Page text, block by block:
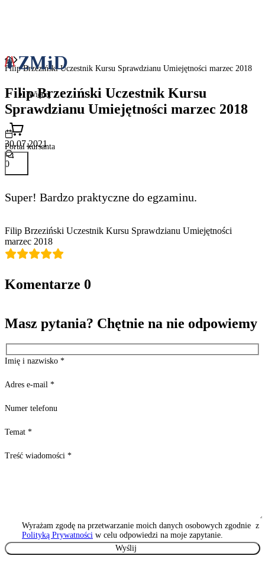
Więcej
Portal kursanta
Filip Brzeziński Uczestnik Kursu Sprawdzianu Umiejętności marzec 2018
Filip Brzeziński Uczestnik Kursu
Sprawdzianu Umiejętności marzec 2018
30.07.2021
0
Super! Bardzo praktyczne do egzaminu.
Filip Brzeziński Uczestnik Kursu Sprawdzianu Umiejętności
marzec 2018
Komentarze 0
Masz pytania? Chętnie na nie odpowiemy
Imię i nazwisko *
Adres e-mail *
Numer telefonu
Temat *
Treść wiadomości *
Wyrażam zgodę na przetwarzanie moich danych osobowych zgodnie z
Polityką Prywatności w celu odpowiedzi na moje zapytanie.